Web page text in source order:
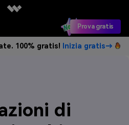
Prova gratis
100% gratis! Inizia gratis→
di